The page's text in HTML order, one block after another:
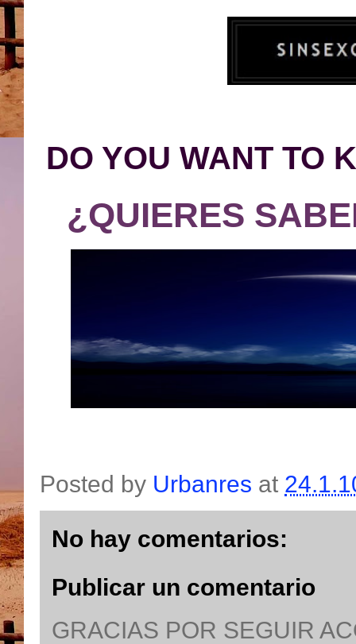
DO YOU WANT TO
¿QUIERES
Posted by Urbanres at
No hay comentarios:
Publicar un comentario
GRACIAS POR SEGUIR